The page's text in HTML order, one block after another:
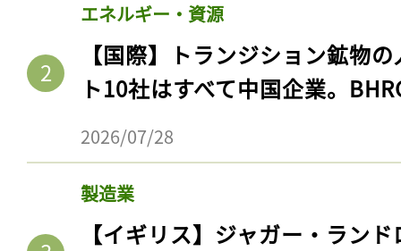
エネルギー・資源
【国際】トランジション鉱物
ト10社はすべて中国企業。
2026/07/28
製造業
【イギリス】ジャガー・ラン